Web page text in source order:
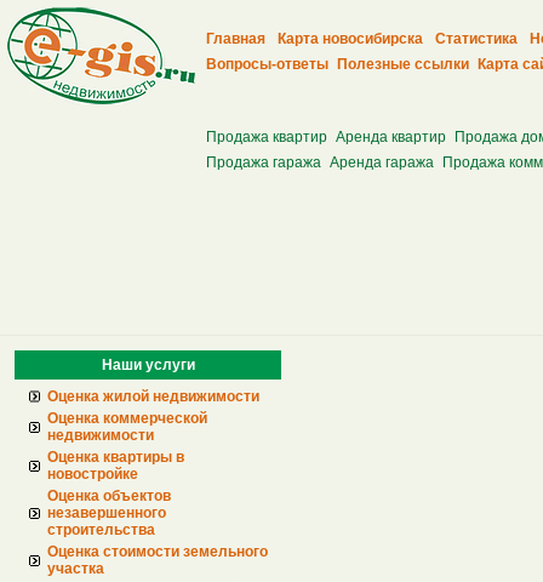
Главная Карта новосибирска Статистика
Вопросы-ответы
Полезные ссылки Карта
Продажа квартир Аренда квартир
Продажа
Продажа гаража Аренда гаража Продажа
Наши услуги
Оценка жилой недвижимости
Оценка коммерческой
недвижимости
Оценка квартиры в
новостройке
Оценка объектов
незавершенного
строительства
Оценка стоимости земельного
участка